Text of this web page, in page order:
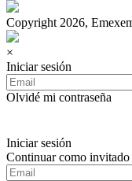
Copyright 2026,
×
Iniciar sesión
Olvidé mi contraseña
Iniciar sesión
Continuar como invitado